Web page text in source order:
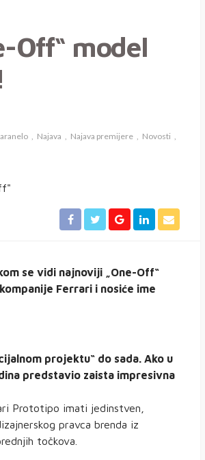
Off“ model
Najava Najava premijere
Novosti
se vidi najnoviji „One-Off“
Ferrari i nosiće ime
projektu“ do sada. Ako u
predstavio zaista impresivna
Prototipo imati jedinstven,
pravca brenda iz
točkova.